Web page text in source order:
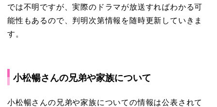
では不明ですが、実際のドラマが放送すればわかる可
能性もあるので、判明次第情報を随時更新していきま
す。
小松暢さんの兄弟や家族について
小松暢さんの兄弟や家族についての情報は公表されて